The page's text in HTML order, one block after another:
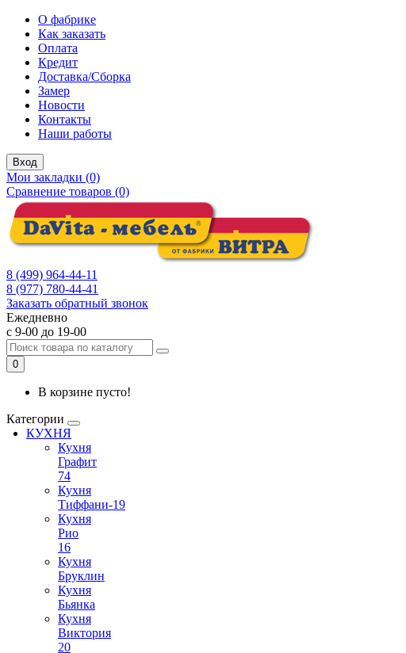
О фабрике
Как заказать
Оплата
Кредит
Доставка/Сборка
Замер
Новости
Контакты
Наши работы
Вход
Мои закладки (0)
Сравнение товаров (0)
8 (499) 964-44-11
8 (977) 780-44-41
Заказать обратный звонок
Ежедневно
с 9-00 до 19-00
0
В корзине пусто!
Категории
КУХНЯ
Кухня
Графит
74
Кухня
Тиффани-19
Кухня
Рио
16
Кухня
Бруклин
Кухня
Бьянка
Кухня
Виктория
20